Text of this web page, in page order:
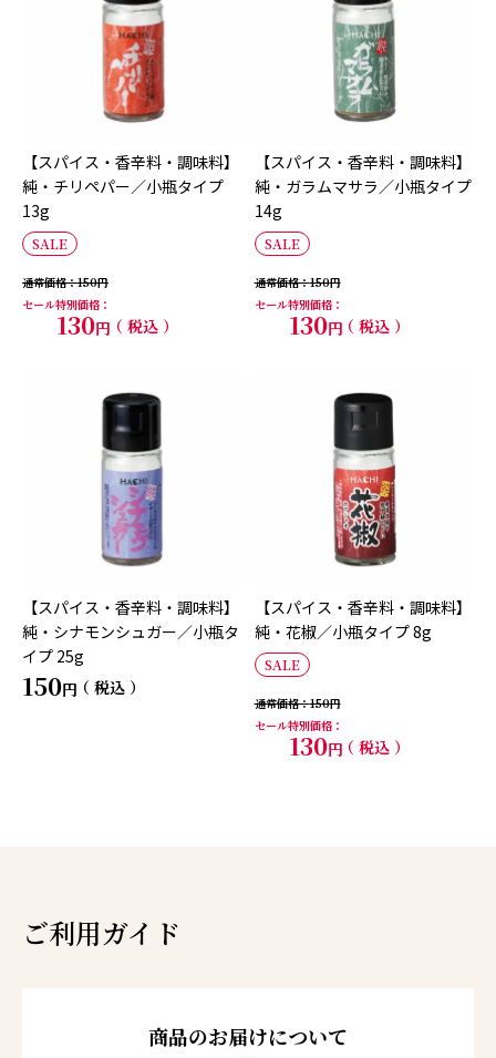
【スパイス・香辛料・調味料】
純・チリペパー／小瓶タイプ
13g
SALE
通常価格
150
セール特別価格
130 税込
【スパイス・香辛料・調味料】
純・ガラムマサラ／小瓶タイプ
14g
SALE
通常価格
150
セール特別価格
130 税込
【スパイス・香辛料・調味料】
純・シナモンシュガー／小瓶タ
イプ 25g
150 税込
【スパイス・香辛料・調味料】
純・花椒／小瓶タイプ 8g
SALE
通常価格
150
セール特別価格
130 税込
ご利用ガイド
商品のお届けについて